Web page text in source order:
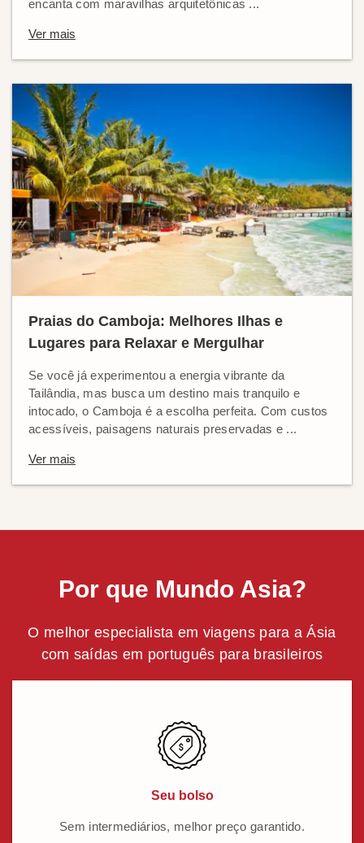
encanta com maravilhas arquitetônicas ...
Ver mais
Praias do Camboja: Melhores Ilhas e
Lugares para Relaxar e Mergulhar
Se você já experimentou a energia vibrante da
Tailândia, mas busca um destino mais tranquilo e
intocado, o Camboja é a escolha perfeita. Com custos
acessíveis, paisagens naturais preservadas e ...
Ver mais
Por que Mundo Asia?
O melhor especialista em viagens para a Ásia
com saídas em português para brasileiros
Seu bolso
Sem intermediários, melhor preço garantido.